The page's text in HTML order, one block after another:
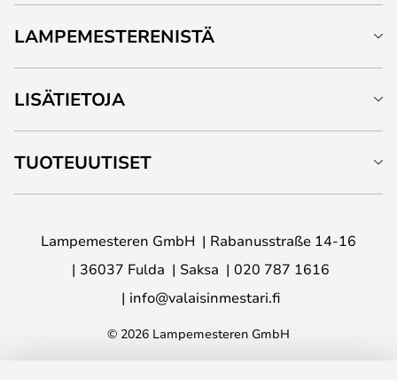
LAMPEMESTERENISTÄ
LISÄTIETOJA
TUOTEUUTISET
Lampemesteren GmbH
Rabanusstraße 14-16
36037 Fulda
Saksa
020 787 1616
info@valaisinmestari.fi
© 2026 Lampemesteren GmbH